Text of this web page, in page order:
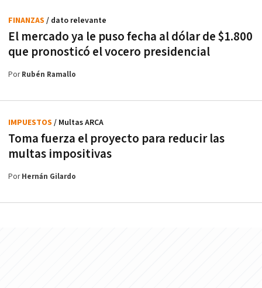
El mercado ya le puso fecha al dólar de $1.800
que pronosticó el vocero presidencial
FINANZAS / dato relevante
PorRubén Ramallo
Toma fuerza el proyecto para reducir las
multas impositivas
IMPUESTOS / Multas ARCA
PorHernán Gilardo